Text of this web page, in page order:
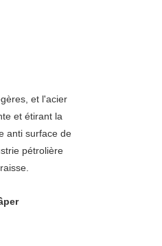
et l'acier
et étirant la
anti surface de
pétrolière